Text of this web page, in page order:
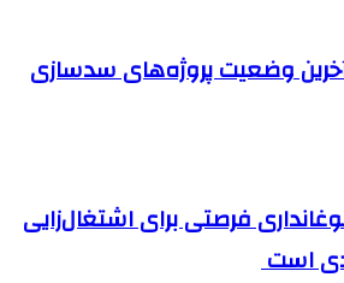
آخرین وضعیت پروژه‌های سدسازی
فرصتی برای اشتغال‌زایی
است